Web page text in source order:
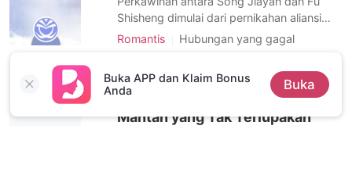
Buka APP dan Klaim Bonus
Anda
Buka
Shisheng dimulai dari pernikahan aliansi
dua keluarga terpandang di Ibu Kota,
Shisheng kehilangan fungsi seksual akibat
menyelamatkannya dari kecelakaan mobil,
sehingga dia rela menja
Romantis
Hubungan yang gagal
Perkembangan Diri
Perkembangan Diri
Mantan yang Tak Terlupakan